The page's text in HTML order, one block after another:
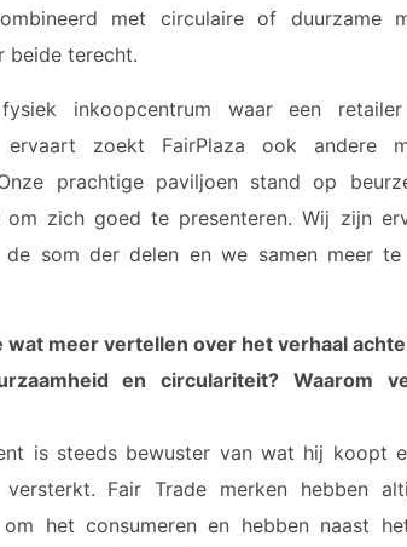
met circulaire of duurzame
beide terecht.
inkoopcentrum waar een
ervaart zoekt FairPlaza ook andere
prachtige paviljoen stand op
om zich goed te presenteren. Wij zijn
som der delen en we samen meer te
wat meer vertellen over het verhaal
en circulariteit? Waarom
is steeds bewuster van wat hij koopt
versterkt. Fair Trade merken hebben
om het consumeren en hebben naast